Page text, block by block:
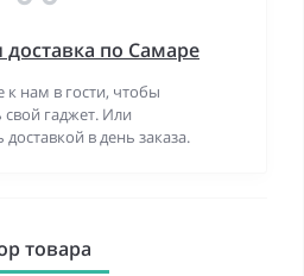
по Самаре
к нам в гости, чтобы
свой гаджет. Или
доставкой в день заказа.
товара